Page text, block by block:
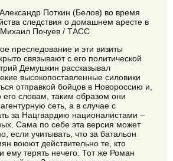
Поткин (Белов) во время
следствия о домашнем аресте в
Почуев / ТАСС
преследование и эти визиты
связывают с его политической
Демушкин рассказывал
высокопоставленные силовики
отправкой бойцов в Новороссию и,
его словам, таким образом они
сеть, а в случае с
за Нацгвардию националистами –
Сама по себе эта версия может
если учитывать, что за батальон
воюют действительно те, кто
ему терять нечего. Тот же Роман